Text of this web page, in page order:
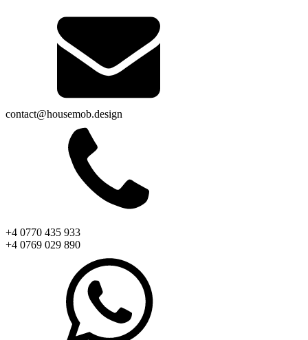
contact@housemob.design
+4 0770 435 933
+4 0769 029 890